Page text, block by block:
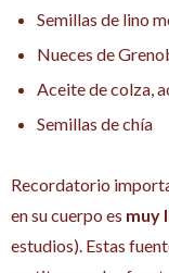
Semillas de lino
Nueces de
Aceite de colza,
Semillas de chía
Recordatorio
en su cuerpo es muy
estudios). Estas